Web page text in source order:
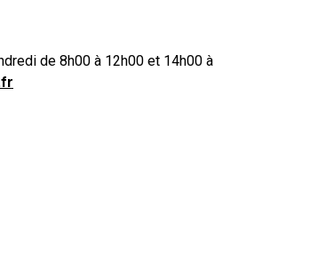
de 8h00 à 12h00 et 14h00 à